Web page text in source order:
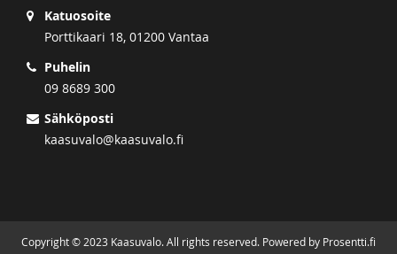
Katuosoite
Porttikaari 18, 01200 Vantaa
Puhelin
09 8689 300
Sähköposti
kaasuvalo@kaasuvalo.fi
Copyright © 2023 Kaasuvalo. All rights reserved. Powered by Prosentti.fi